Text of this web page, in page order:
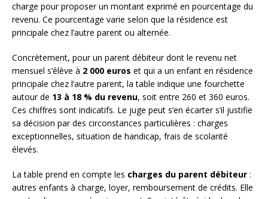
charge pour proposer un montant exprimé en pourcentage du
revenu. Ce pourcentage varie selon que la résidence est
principale chez l’autre parent ou alternée.
Concrètement, pour un parent débiteur dont le revenu net
mensuel s’élève à 2 000 euros et qui a un enfant en résidence
principale chez l’autre parent, la table indique une fourchette
autour de 13 à 18 % du revenu, soit entre 260 et 360 euros.
Ces chiffres sont indicatifs. Le juge peut s’en écarter s’il justifie
sa décision par des circonstances particulières : charges
exceptionnelles, situation de handicap, frais de scolarité
élevés.
La table prend en compte les charges du parent débiteur :
autres enfants à charge, loyer, remboursement de crédits. Elle